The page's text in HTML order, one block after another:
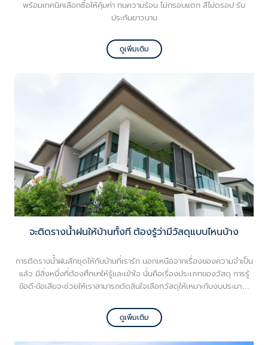
พร้อมเทคนิคเลือกซื้อให้คุ้มค่า ทนความร้อน ไม่กรอบแตก สีไม่ดรอป รับ
ประกันยาวนาน
ดูเพิ่มเติม
จะติดรางน้ำฝนให้บ้านทั้งที ต้องรู้ว่ามีวัสดุแบบไหนบ้าง
การติดรางน้ำฝนสักชุดให้กับบ้านที่เรารัก นอกเหนือจากเรื่องของความจำเป็น
แล้ว มีสิ่งหนึ่งที่ต้องศึกษาให้รู้และเข้าใจ นั่นคือเรื่องประเภทของวัสดุ การรู้
ข้อดี-ข้อเสียจะช่วยให้เราสามารถตัดสินใจเลือกวัสดุให้เหมาะกับงบประมาณ
ซ่อมนู่น เปลี่ยนนั่น แก้นี่ จุกจิกไม่รู้จบ
ดูเพิ่มเติม